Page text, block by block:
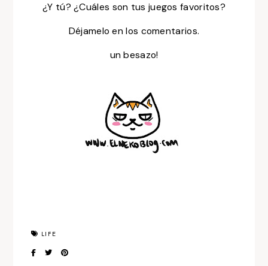
¿Y tú? ¿Cuáles son tus juegos favoritos?
Déjamelo en los comentarios.
un besazo!
LIFE